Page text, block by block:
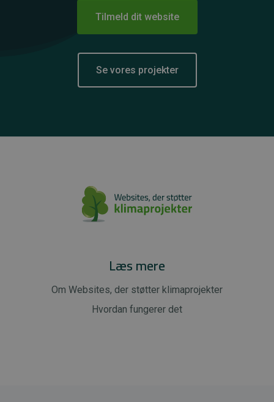
Tilmeld dit website
Se vores projekter
Læs mere
Om Websites, der støtter klimaprojekter
Hvordan fungerer det